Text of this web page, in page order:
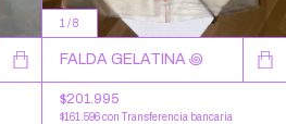
1 /8
FALDA GELATINA ꩜
$201.995
$161.596con Transferencia bancaria